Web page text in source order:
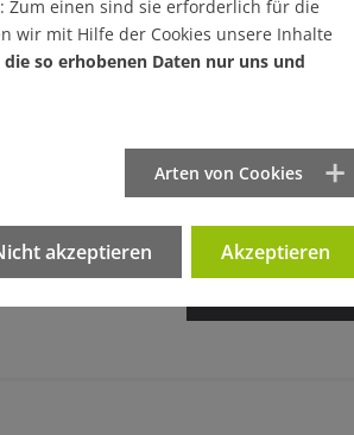
Zum einen sind sie erforderlich für die
wir mit Hilfe der Cookies unsere Inhalte
so erhobenen Daten nur uns und
Arten von Cookies
akzeptieren Akzeptieren